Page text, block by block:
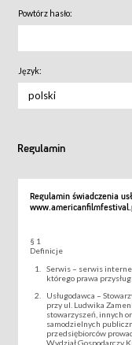
Powtórz hasło:
Język:
polski
Regulamin
Regulamin świadczenia
§ 1
Definicje
Serwis – serwis
którego prawa
Usługodawca –
przy ul. Ludwika
stowarzyszeń, innych
samodzielnych
przedsiębiorców
Wydział Gospodarczy